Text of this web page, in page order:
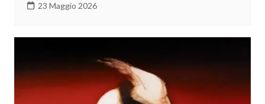
23 Maggio 2026